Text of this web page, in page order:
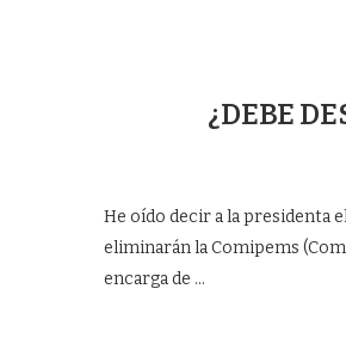
¿DEBE
He oído decir a la presidenta
eliminarán la Comipems
encarga de …